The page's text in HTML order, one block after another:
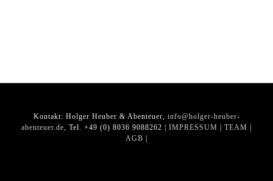
Kontakt: Holger Heuber & Abenteuer, info@holger-heuber-
abenteuer.de,
Tel. +49 (0) 8036 9088262 | IMPRESSUM | TEAM |
AGB |